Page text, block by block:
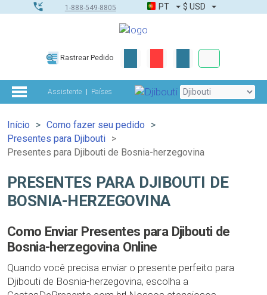
1-888-549-8805 PT $ USD
Rastrear Pedido
Assistente Países
Início
Como fazer seu pedido
Presentes para Djibouti
Presentes para Djibouti de Bosnia-herzegovina
PRESENTES PARA DJIBOUTI DE
BOSNIA-HERZEGOVINA
Como Enviar Presentes para Djibouti de
Bosnia-herzegovina Online
Quando você precisa enviar o presente perfeito para
Djibouti de Bosnia-herzegovina, escolha a